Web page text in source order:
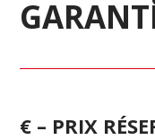
€ – PRIX